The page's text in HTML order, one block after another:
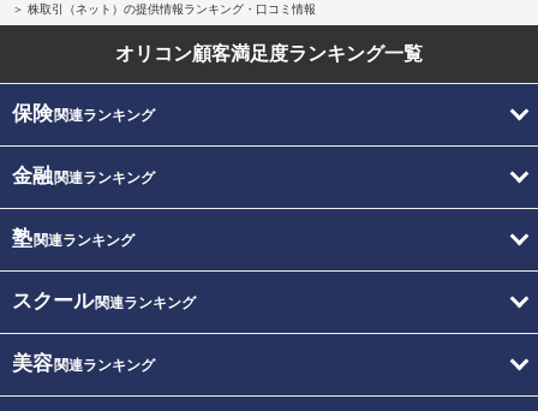
株取引（ネット）の提供情報ランキング・口コミ情報
オリコン顧客満足度ランキング一覧
保険関連ランキング
金融関連ランキング
塾関連ランキング
スクール関連ランキング
美容関連ランキング